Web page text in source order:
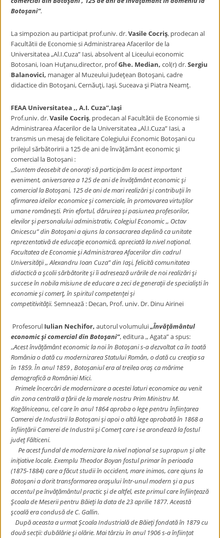
Botoşani”.
La simpozion au participat prof.univ. dr.Vasile Cocriş, prodecan al
Facultătii de Economie si Administrarea Afacerilor de la
Universitatea „Al.I.Cuza” Iasi, absolvent al Liceului economic
Botosani, Ioan Huţanu,director, profGhe. Median, col(r) dr.Sergiu
Balanovici, manager al Muzeului Judeţean Botoşani, cadre
didactice din Botoşani, Cernăuţi, Iaşi, Suceava şi Piatra Neamţ.
FEAA Universitatea ,, A.I. Cuza”,Iaşi
Prof.univ. dr.Vasile Cocriş, prodecan al Facultătii de Economie si
Administrarea Afacerilor de la Universitatea „Al.I.Cuza” Iasi, a
transmis un mesaj de felicitare ColegiuluiEconomic Botoşani cu
prilejul sărbătoririi a 125 de ani de învăţământ economic şi
comercial la Botoşani :
,,Suntem deosebit de onoraţi să participăm la acest important
eveniment, aniversarea a 125 de ani de învăţământ economic şi
comercial la Botoşani, 125 de ani de mari realizări şi contribuţii în
afirmarea ideilor economice şi comerciale, în promovarea virtuţilor
umane româneşti. Prin efortul, dăruirea şi pasiunea profesorilor,
elevilor şi personalului administrativ, Colegiul Economic ,, Octav
Onicescu” din Botoşani a ajuns la consacrarea deplină ca unitate
reprezentativă de educaţie economică, apreciată la nivel naţional.
Facultatea de Economie şi Administrarea Afacerilor din cadrul
Universităţii ,, Alexandru Ioan Cuza” din Iaşi, felicită comunitatea
didactică a şcolii sărbătorite şi îi adresează urările de noi realizări şi
succese în nobila misiune de educare a zeci de generaţii de specialişti în
economie şi comerţ, în spiritul competenţei şi
competitivităţii.Semnează : Decan, Prof. univ. Dr. Dinu Airinei
Profesorul Iulian Nechifor, autorul volumului„Învăţământul
economic şi comercial din Botoşani”, editura ,, Agata” a spus:
,,Acest învăţământ economic la noi în Botoşani s-a dezvoltat ca în toată
România o dată cu modernizarea Statului Român, o dată cu creaţia sa
în 1859. În anul 1859 , Botoşaniul era al treilea oraş ca mărime
demografică a României Mici.
Primele încercări de modernizare a acestei laturi economice au venit
din zona centrală a ţării de la marele nostru Prim Ministru M.
Kogălniceanu, cel care în anul 1864 aproba o lege pentru înfiinţarea
Camerei de Industrii la Botoşani şi apoi o altă lege aprobată în 1868 a
înfiinţării Camerei de Industrii şi Comerţ care i se arondează la fostul
judeţ Fălticeni.
Pe acest fundal de modernizare la nivel naţional se suprapun şi alte
iniţiative locale. Exemplu Theodor Boyan fostul primar în perioada
(1875-1884) care a făcut studii în occident, mare inimos, care ajuns la
Botoşani a dorit transformarea oraşului într-unul modern şi a pus
accentul pe învăţământul practic şi de altfel, este primul care înfiinţează
Şcoala de Meserii pentru Băieţi la data de 23 aprilie 1877. Această
şcoală era condusă de C. Gallin.
După aceasta a urmat Şcoala Industrială de Băieţi fondată în 1879 cu
două secţii: dubălărie şi olărie. Mai târziu în anul 1906 s-a înfiinţat